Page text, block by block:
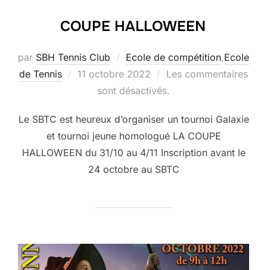
COUPE HALLOWEEN
par SBH Tennis Club Ecole de compétition,Ecole
de Tennis
Publié
11 octobre 2022
Les commentaires
sont désactivés.
Le SBTC est heureux d’organiser un tournoi Galaxie
et tournoi jeune homologué LA COUPE
HALLOWEEN du 31/10 au 4/11 Inscription avant le
24 octobre au SBTC